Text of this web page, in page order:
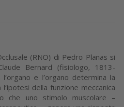
(RNO) di Pedro Planas si
Bernard (fisiologo, 1813-
e l’organo determina la
della funzione meccanica
che uno stimolo muscolare –